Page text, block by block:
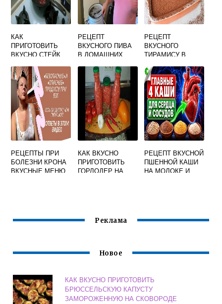
КАК
ПРИГОТОВИТЬ
ВКУСНО СТЕЙК
РЕЦЕПТ
ВКУСНОГО ПИВА
В ДОМАШНИХ
РЕЦЕПТ
ВКУСНОГО
ТИРАМИСУ В
УСЛОВИЯХ
РЕЦЕПТЫ ПРИ
БОЛЕЗНИ КРОНА
ВКУСНЫЕ МЕНЮ
КАК ВКУСНО
ПРИГОТОВИТЬ
ГОРЛОДЕР НА
РЕЦЕПТ ВКУСНОЙ
ПШЕННОЙ КАШИ
НА МОЛОКЕ И
Реклама
Новое
КАК ВКУСНО ПРИГОТОВИТЬ
БРЮССЕЛЬСКУЮ КАПУСТУ
ЗАМОРОЖЕННУЮ НА СКОВОРОДЕ